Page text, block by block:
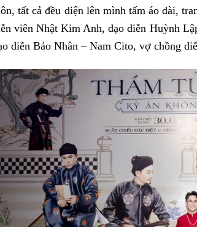
tất cả đều diện lên mình tấm áo dài,
viên Nhật Kim Anh, đạo diễn Huỳnh
diễn Bảo Nhân – Nam Cito, vợ chồng